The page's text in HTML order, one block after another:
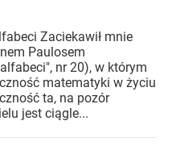
Zaciekawił mnie
Paulosem
nr 20), w którym
matematyki w życiu
ta, na pozór
jest ciągle...